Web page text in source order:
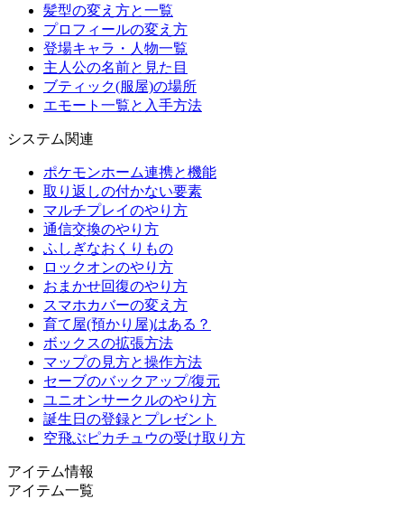
髪型の変え方と一覧
プロフィールの変え方
登場キャラ・人物一覧
主人公の名前と見た目
ブティック(服屋)の場所
エモート一覧と入手方法
システム関連
ポケモンホーム連携と機能
取り返しの付かない要素
マルチプレイのやり方
通信交換のやり方
ふしぎなおくりもの
ロックオンのやり方
おまかせ回復のやり方
スマホカバーの変え方
育て屋(預かり屋)はある？
ボックスの拡張方法
マップの見方と操作方法
セーブのバックアップ/復元
ユニオンサークルのやり方
誕生日の登録とプレゼント
空飛ぶピカチュウの受け取り方
アイテム情報
アイテム一覧